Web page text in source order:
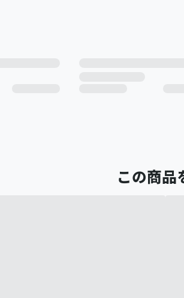
この商品